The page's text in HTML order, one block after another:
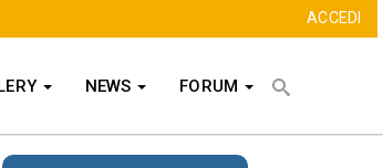
ACCEDI
NEWS FORUM CercaCERCA